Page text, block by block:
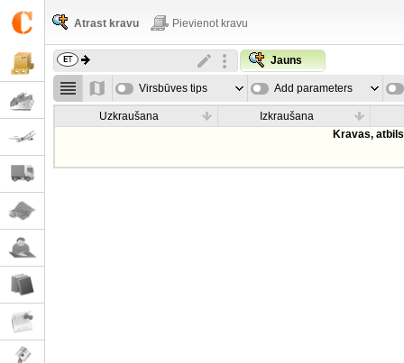
Atrast kravu Pievienot kravu
Jauns
Virsbūves tips Add parameters
Uzkraušana
Izkraušana
Kravas,